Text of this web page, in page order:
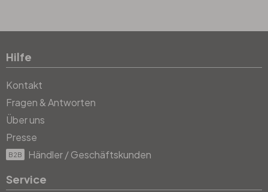
Hilfe
Kontakt
Fragen & Antworten
Über uns
Presse
B2B Händler / Geschäftskunden
Service